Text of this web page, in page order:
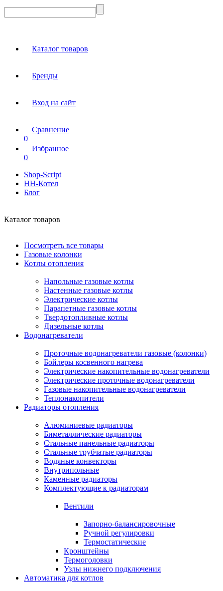
Каталог товаров
Бренды
Вход на сайт
Сравнение
0
Избранное
0
Shop-Script
НН-Котел
Блог
Каталог товаров
Посмотреть все товары
Газовые колонки
Котлы отопления
Напольные газовые котлы
Настенные газовые котлы
Электрические котлы
Парапетные газовые котлы
Твердотопливные котлы
Дизельные котлы
Водонагреватели
Проточные водонагреватели газовые (колонки)
Бойлеры косвенного нагрева
Электрические накопительные водонагреватели
Электрические проточные водонагреватели
Газовые накопительные водонагреватели
Теплонакопители
Радиаторы отопления
Алюминиевые радиаторы
Биметаллические радиаторы
Стальные панельные радиаторы
Стальные трубчатые радиаторы
Водяные конвекторы
Внутрипольные
Каменные радиаторы
Комплектующие к радиаторам
Вентили
Запорно-балансировочные
Ручной регулировки
Термостатические
Кронштейны
Термоголовки
Узлы нижнего подключения
Автоматика для котлов